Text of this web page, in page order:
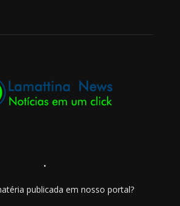
.
publicada em nosso portal?